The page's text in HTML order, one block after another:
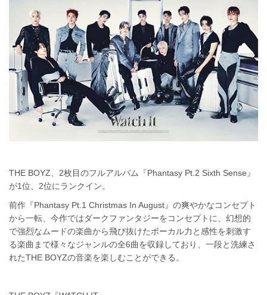
THE BOYZ、2枚目のフルアルバム『Phantasy Pt.2 Sixth Sense』
が1位、2位にランクイン。
前作『Phantasy Pt.1 Christmas In August』の爽やかなコンセプト
から一転、今作ではダークファンタジーをコンセプトに、幻想的
で強烈なムードの楽曲から飛び抜けたボーカル力と感性を刺激す
る楽曲まで様々なジャンルの全6曲を収録しており、一段と洗練さ
れたTHE BOYZの音楽を楽しむことができる。